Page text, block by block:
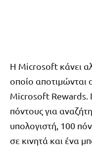
Η Microsoft κάνει
οποίο αποτιμώνται
Microsoft Rewards.
πόντους για
υπολογιστή, 100
σε κινητά και ένα